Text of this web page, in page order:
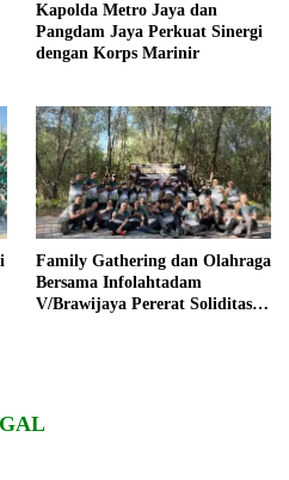
Kapolda Metro Jaya dan
Pangdam Jaya Perkuat Sinergi
dengan Korps Marinir
Family Gathering dan Olahraga
Bersama Infolahtadam
V/Brawijaya Pererat Soliditas